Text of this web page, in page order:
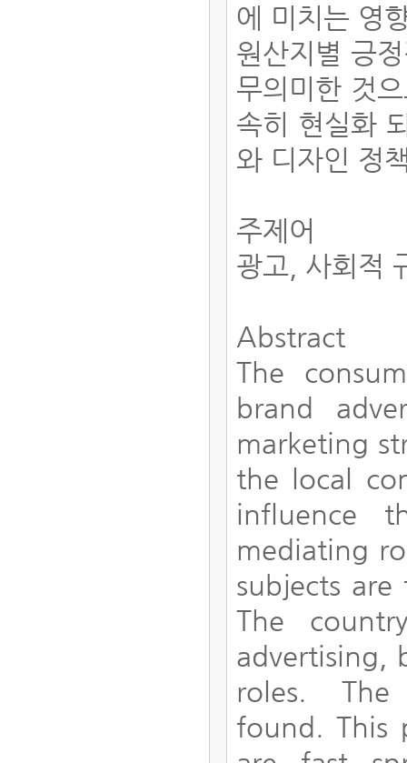
에 미치는 영
원산지별 긍
무의미한 것
속히 현실화
와 디자인 정
주제어
광고, 사회적
Abstract
The
brand
marketing
the local
influence
mediating
subjects
The
advertising,
roles. The
found. This